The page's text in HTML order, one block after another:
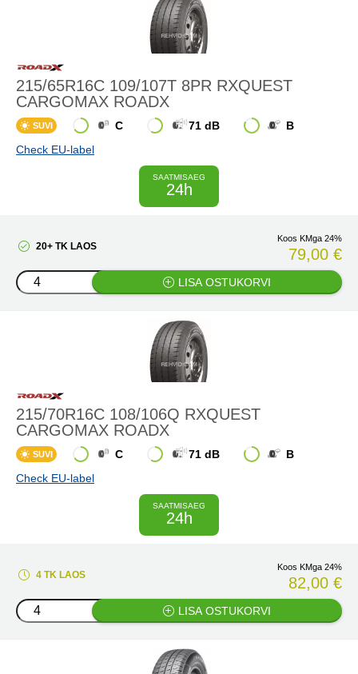
215/65R16C 109/107T 8PR RXQUEST
CARGOMAX ROADX
SUVI C 71 dB
B
Check EU-label
SAATMISAEG
24h
20+ TK LAOS
Koos KMga 24%
79,00 €
LISA OSTUKORVI
215/70R16C 108/106Q RXQUEST
CARGOMAX ROADX
SUVI C 71 dB
B
Check EU-label
SAATMISAEG
24h
4 TK LAOS
Koos KMga 24%
82,00 €
LISA OSTUKORVI